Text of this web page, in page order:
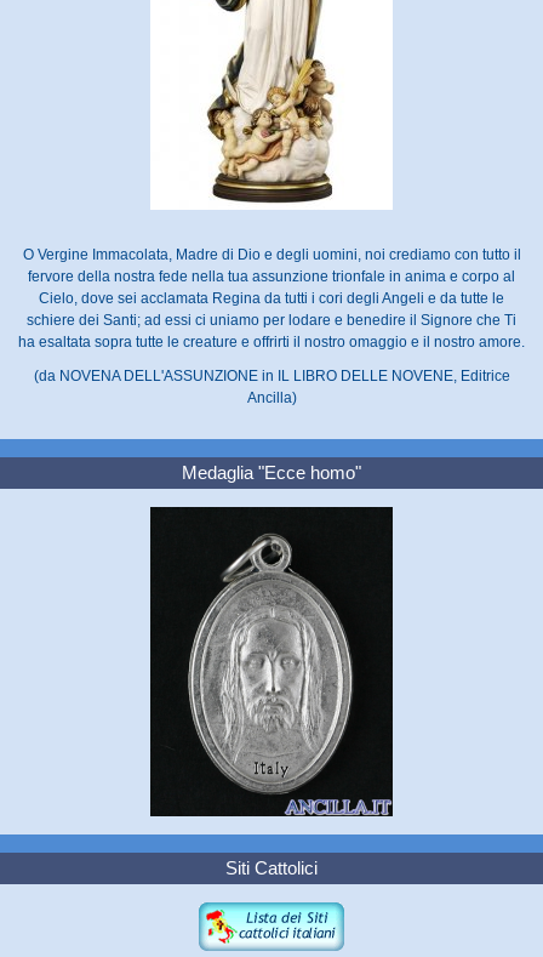
O Vergine Immacolata, Madre di Dio e degli uomini, noi crediamo con tutto il
fervore della nostra fede nella tua assunzione trionfale in anima e corpo al
Cielo, dove sei acclamata Regina da tutti i cori degli Angeli e da tutte le
schiere dei Santi; ad essi ci uniamo per lodare e benedire il Signore che Ti
ha esaltata sopra tutte le creature e offrirti il nostro omaggio e il nostro amore.
(da NOVENA DELL'ASSUNZIONE in IL LIBRO DELLE NOVENE, Editrice
Ancilla)
Medaglia "Ecce homo"
Siti Cattolici